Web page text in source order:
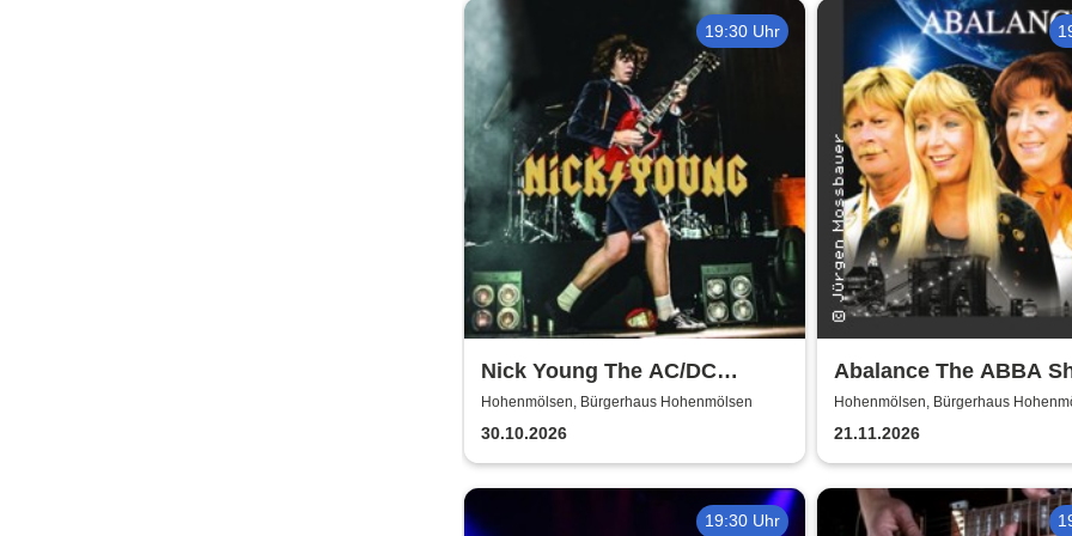
19:30 Uhr
Nick Young The AC/DC
Master-Band
Hohenmölsen, Bürgerhaus Hohenmölsen
30.10.2026
Abalance The ABBA
Revival Show - a
ABBA
Hohenmölsen, Bürgerhaus
21.11.2026
19:30 Uhr